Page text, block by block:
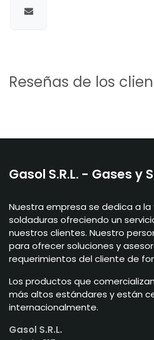
Reseñas de los
Gasol S.R.L. - Gases y
Nuestra empresa se dedica a
soldaduras ofreciendo un
nuestros clientes. Nuestro
para ofrecer soluciones y
requerimientos del cliente de
Los productos que
más altos estándares y están
internacionalmente.
Gasol S.R.L.